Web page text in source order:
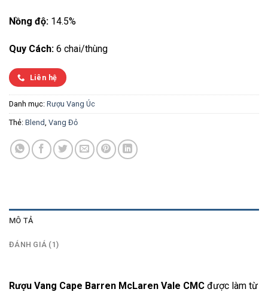
Nồng độ: 14.5%
Quy Cách: 6 chai/thùng
Liên hệ
Danh mục: Rượu Vang Úc
Thẻ: Blend Vang Đỏ
MÔ TẢ
ĐÁNH GIÁ (1)
Rượu Vang Cape Barren McLaren Vale CMC được làm từ